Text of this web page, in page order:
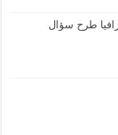
طرح سؤال